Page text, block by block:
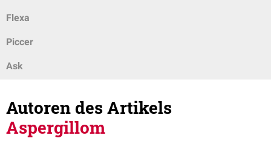
Flexa
Piccer
Ask
Autoren des Artikels
Aspergillom